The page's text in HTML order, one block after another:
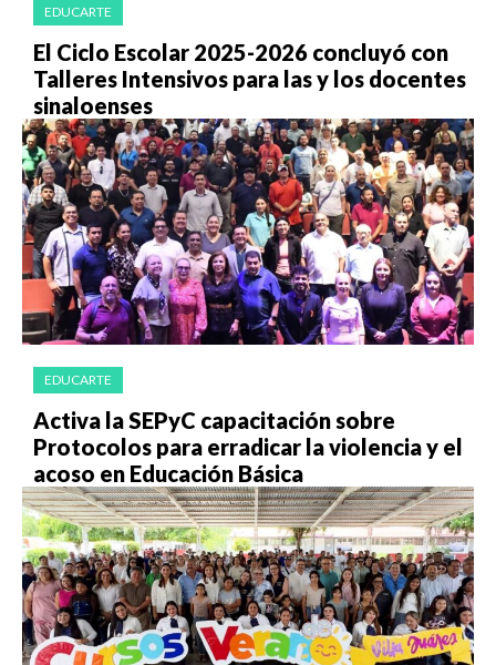
EDUCARTE
El Ciclo Escolar 2025-2026 concluyó con
Talleres Intensivos para las y los docentes
sinaloenses
EDUCARTE
Activa la SEPyC capacitación sobre
Protocolos para erradicar la violencia y el
acoso en Educación Básica